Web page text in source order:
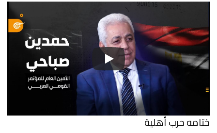
ختامه حرب أهلية